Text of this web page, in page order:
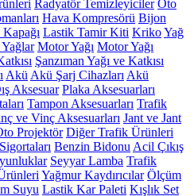
Radyatör Temizleyiciler Oto
Hava Kompresörü Bijon
Lastik Tamir Kiti KrikoYağ
Motor Yağı Motor Yağı
Şanzıman Yağı ve Katkısı
Akü Akü Şarj Cihazları Akü
Aksesuar Plaka Aksesuarları
Tampon Aksesuarları Trafik
ve Vinç Aksesuarları Jant ve Jant
Projektör Diğer Trafik Ürünleri
Benzin Bidonu Acil Çıkış
Seyyar Lamba Trafik
Yağmur Kaydırıcılar Ölçüm
Suyu Lastik Kar Paleti Kışlık Set